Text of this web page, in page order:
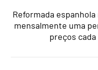
Reformada
mensalmente uma
preços